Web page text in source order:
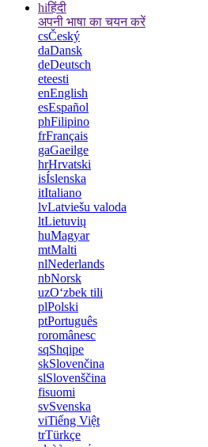
hiहिंदी
अपनी भाषा का चयन करें
csČeský
daDansk
deDeutsch
eteesti
enEnglish
esEspañol
phFilipino
frFrançais
gaGaeilge
hrHrvatski
isÍslenska
itItaliano
lvLatviešu valoda
ltLietuvių
huMagyar
mtMalti
nlNederlands
nbNorsk
uzOʻzbek tili
plPolski
ptPortuguês
roromânesc
sqShqipe
skSlovenčina
slSlovenščina
fisuomi
svSvenska
viTiếng Việt
trTürkçe